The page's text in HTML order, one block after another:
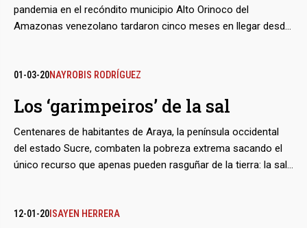
pandemia en el recóndito municipio Alto Orinoco del
Amazonas venezolano tardaron cinco meses en llegar desde
corazón de la selva amazónica y constató que el virus está
Esmeralda, una comunidad indígena que se caracteriza por su
movilidad entre Brasil y Venezuela y que padece, de este lado,
una indefensión total en materia de salud.
01-03-20NAYROBIS RODRÍGUEZ
Los ‘garimpeiros’ de la sal
Centenares de habitantes de Araya, la península occidental
del estado Sucre, combaten la pobreza extrema sacando el
único recurso que apenas pueden rasguñar de la tierra: la sal.
complicidad de las autoridades de la zona, que lo permiten a
12-01-20 ISAYEN HERRERA